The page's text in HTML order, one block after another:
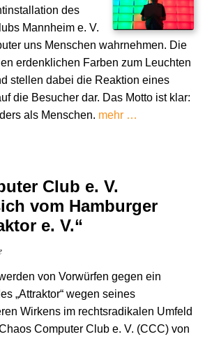
des
Mannheim e. V.
uns Menschen wahrnehmen. Die
erdenklichen Farben zum Leuchten
stellen dabei die Reaktion eines
die Besucher dar. Das Motto ist klar:
als Menschen. mehr …
Club e. V.
vom Hamburger
e. V.“
von Vorwürfen gegen ein
„Attraktor“ wegen seines
Wirkens im rechtsradikalen Umfeld
Computer Club e. V. (CCC) von